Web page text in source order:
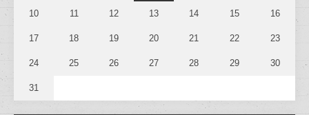
10 11 12 13 14 15 16
17 18 19 20 21 22 23
24 25 26 27 28 29 30
31